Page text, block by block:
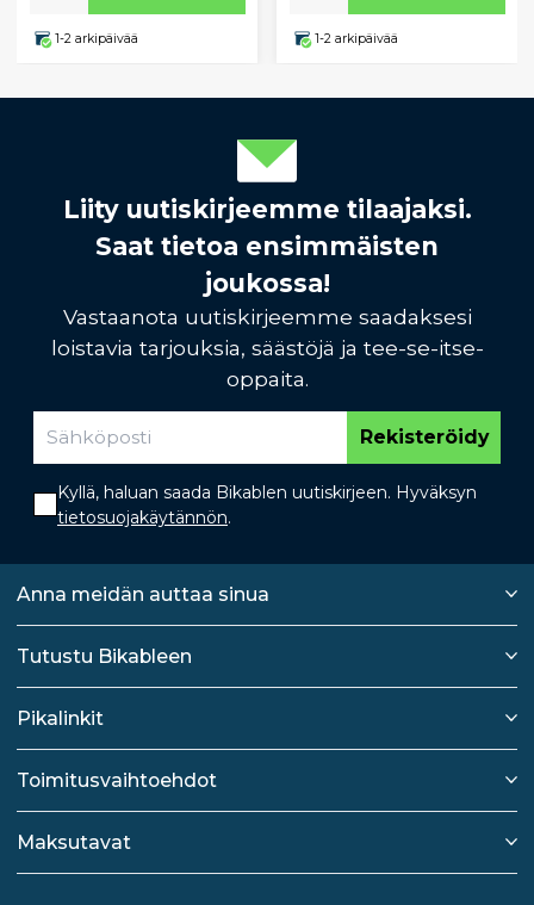
1-2 arkipäivää 1-2 arkipäivää
Liity uutiskirjeemme tilaajaksi.
Saat tietoa ensimmäisten
joukossa!
Vastaanota uutiskirjeemme saadaksesi
loistavia tarjouksia, säästöjä ja tee-se-itse-
oppaita.
Rekisteröidy
Kyllä, haluan saada Bikablen uutiskirjeen. Hyväksyn
tietosuojakäytännön.
Anna meidän auttaa sinua
Tutustu Bikableen
Pikalinkit
Toimitusvaihtoehdot
Maksutavat